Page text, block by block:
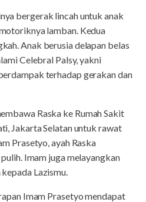
bergerak lincah untuk anak
lamban. Kedua
Anak berusia delapan belas
Celebral Palsy, yakni
terhadap gerakan dan
Raska ke Rumah Sakit
Jakarta Selatan untuk rawat
Prasetyo, ayah Raska
Imam juga melayangkan
Lazismu.
Imam Prasetyo mendapat